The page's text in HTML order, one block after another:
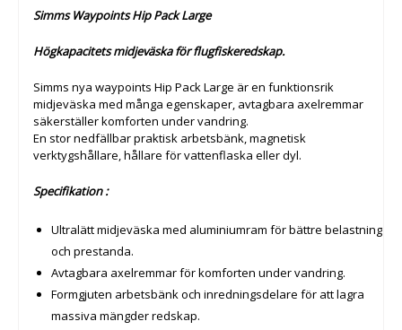
Simms Waypoints Hip Pack Large
Högkapacitets midjeväska för flugfiskeredskap.
Simms nya waypoints Hip Pack Large är en funktionsrik
midjeväska med många egenskaper, avtagbara axelremmar
säkerställer komforten under vandring.
En stor nedfällbar praktisk arbetsbänk, magnetisk
verktygshållare, hållare för vattenflaska eller dyl.
Specifikation :
Ultralätt midjeväska med aluminiumram för bättre belastning
och prestanda.
Avtagbara axelremmar för komforten under vandring.
Formgjuten arbetsbänk och inredningsdelare för att lagra
massiva mängder redskap.